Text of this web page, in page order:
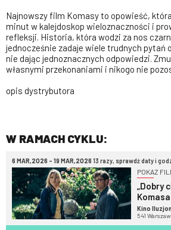
Najnowszy film Komasy to opowieść,
minut w kalejdoskop wieloznaczności i
refleksji. Historia, która wodzi za nos
jednocześnie zadaje wiele trudnych pytań
nie dając jednoznacznych odpowiedzi.
własnymi przekonaniami i nikogo nie
opis dystrybutora
W RAMACH CYKLU:
6 MAR,2026 - 19 MAR,2026 13 razy, sprawdź daty i
POKAZ
„Dobry
Komasa
Kino
541